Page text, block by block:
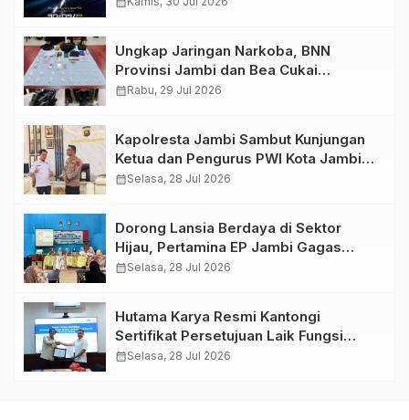
Ungkap Jaringan Narkoba, BNN
Provinsi Jambi dan Bea Cukai
Amankan Sembilan Pelaku beserta
calendar_monthRabu, 29 Jul 2026
Kapolresta Jambi Sambut Kunjungan
Ketua dan Pengurus PWI Kota Jambi
Perkuat Sinergi dan Kolaborasi
calendar_monthSelasa, 28 Jul 2026
Dorong Lansia Berdaya di Sektor
Hijau, Pertamina EP Jambi Gagas
Lansiapreneur Batik Eco-Print
calendar_monthSelasa, 28 Jul 2026
Hutama Karya Resmi Kantongi
Sertifikat Persetujuan Laik Fungsi
Struktur Jembatan Musi V Tol
calendar_monthSelasa, 28 Jul 2026